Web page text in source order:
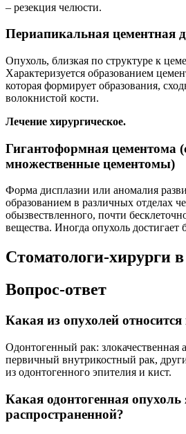
– резекция челюсти.
Периапикальная цементная
Опухоль, близкая по структуре к
Характеризуется образованием
которая формирует образования,
волокнистой кости.
Лечение хирургическое.
Гигантоформная цементома
множественные цементомы)
Форма дисплазии или аномалия
образованием в различных отделах
обызвествленного, почти
вещества. Иногда опухоль достигает
Стоматологи-хирурги
Вопрос-ответ
Какая из опухолей
Одонтогенный рак: злокачественная
первичный внутрикостный рак,
из одонтогенного эпителия и кист.
Какая одонтогенная опухоль
распространенной?